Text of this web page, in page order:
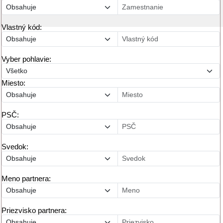
Vlastný kód:
Vyber pohlavie:
Miesto:
PSČ:
Svedok:
Meno partnera:
Priezvisko partnera: